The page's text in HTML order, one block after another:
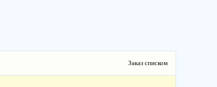
Заказ списком